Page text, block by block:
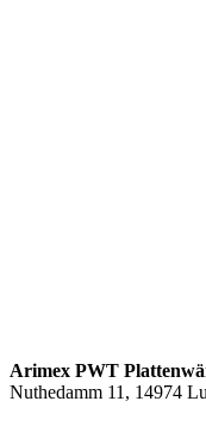
Arimex PWT
Nuthedamm 11, 14974